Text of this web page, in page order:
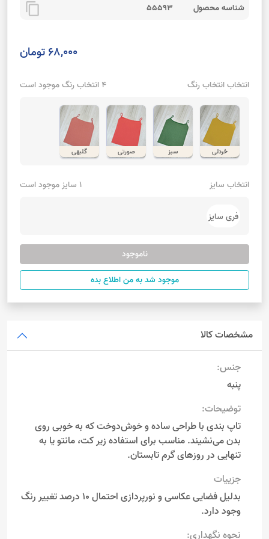
شناسه محصول 55593
content_copy
68,000 تومان
انتخاب انتخاب رنگ 4 انتخاب رنگ موجود است
خردلی سبز صورتی گلبهی
انتخاب سایز 1 سایز موجود است
فری سایز
ناموجود
موجود شد به من اطلاع بده
مشخصات کالا
جنس:
پنبه
توضیحات:
تاپ بندی با طراحی ساده و خوش‌دوخت که به خوبی روی
بدن می‌نشیند. مناسب برای استفاده زیر کت، مانتو یا به
تنهایی در روزهای گرم تابستان.
جزییات
بدلیل فضایی عکاسی و نورپردازی احتمال 10 درصد تغییر رنگ
وجود دارد.
نحوه نگهداری: